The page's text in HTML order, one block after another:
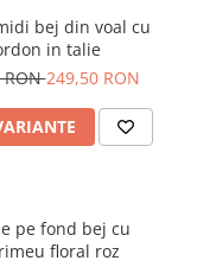
bej din voal cu
in talie
RON249,50 RON
pe fond bej cu
floral roz